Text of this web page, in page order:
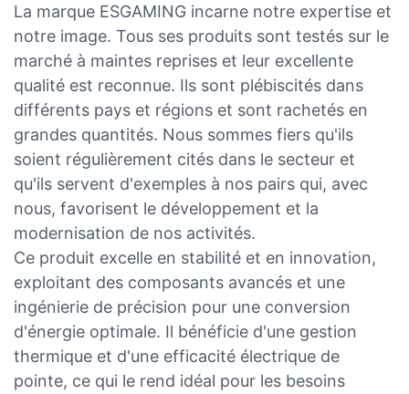
La marque ESGAMING incarne notre expertise et
notre image. Tous ses produits sont testés sur le
marché à maintes reprises et leur excellente
qualité est reconnue. Ils sont plébiscités dans
différents pays et régions et sont rachetés en
grandes quantités. Nous sommes fiers qu'ils
soient régulièrement cités dans le secteur et
qu'ils servent d'exemples à nos pairs qui, avec
nous, favorisent le développement et la
modernisation de nos activités.
Ce produit excelle en stabilité et en innovation,
exploitant des composants avancés et une
ingénierie de précision pour une conversion
d'énergie optimale. Il bénéficie d'une gestion
thermique et d'une efficacité électrique de
pointe, ce qui le rend idéal pour les besoins